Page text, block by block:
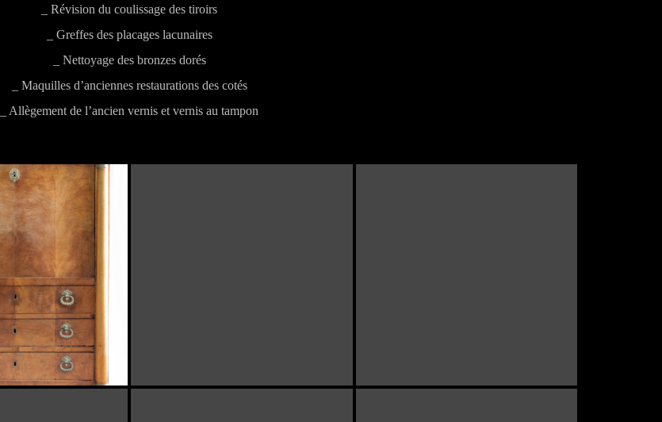
_ Révision du coulissage des tiroirs
_ Greffes des placages lacunaires
_ Nettoyage des bronzes dorés
_ Maquilles d’anciennes restaurations des cotés
_ Allègement de l’ancien vernis et vernis au tampon